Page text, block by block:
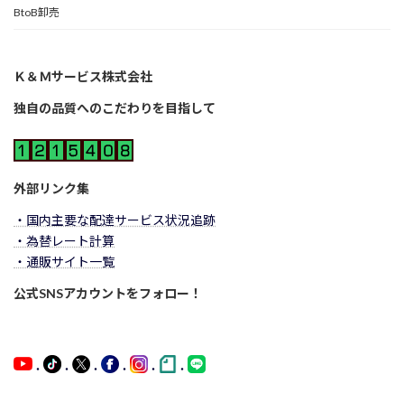
BtoB卸売
Ｋ＆Ｍサービス株式会社
独自の品質へのこだわりを目指して
外部リンク集
・国内主要な配達サービス状況追跡
・為替レート計算
・通販サイト一覧
公式SNSアカウントをフォロー！
・ ・ ・ ・ ・ ・